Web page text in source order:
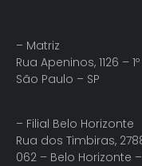
– Matriz
Rua Apeninos, 1126 –
São Paulo – SP
– Filial Belo Horizonte
Rua dos Timbiras,
062 – Belo Horizonte